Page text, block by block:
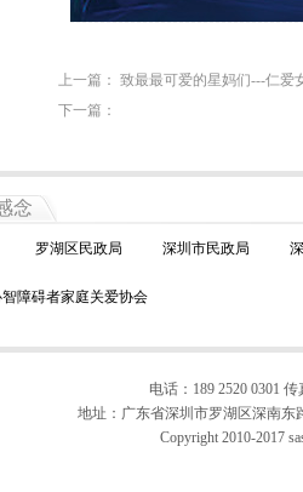
上一篇： 致最最可爱的星妈们---仁爱
下一篇：
念
罗湖区民政局 深圳市民政局
障碍者家庭关爱协会
电话：189 2520 0301 传
地址：广东省深圳市罗湖区深南东
Copyright 2010-2017